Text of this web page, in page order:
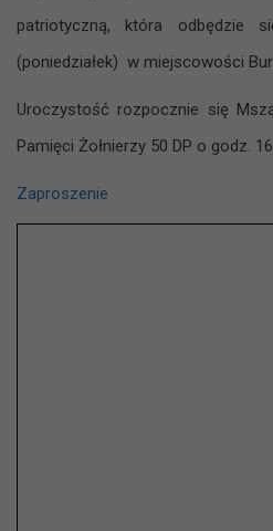
patriotyczną, która odbędzie
(poniedziałek) w miejscowości
Uroczystość rozpocznie się
Pamięci Żołnierzy 50 DP o godz.
Zaproszenie